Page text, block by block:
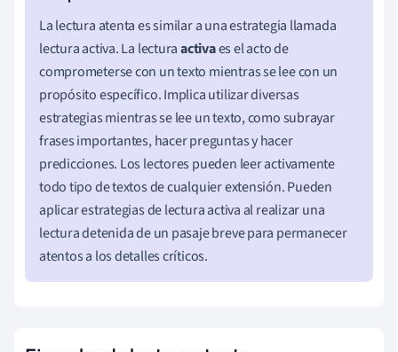
La lectura atenta es similar a una estrategia llamada
lectura activa. La lecturaactivaes el acto de
comprometerse con un texto mientras se lee con un
propósito específico. Implica utilizar diversas
estrategias mientras se lee un texto, como subrayar
frases importantes, hacer preguntas y hacer
predicciones. Los lectores pueden leer activamente
todo tipo de textos de cualquier extensión. Pueden
aplicar estrategias de lectura activa al realizar una
lectura detenida de un pasaje breve para permanecer
atentos a los detalles críticos.